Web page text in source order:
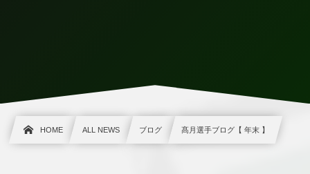
HOME ALL NEWS ブログ 髙月選手ブログ【 年末 】